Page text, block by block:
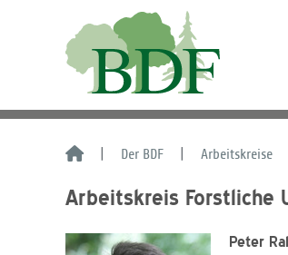
Der BDF Arbeitskreise
Arbeitskreis Forstliche
Peter